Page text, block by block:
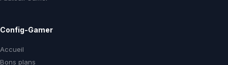
Config-Gamer
Accueil
Bons plans